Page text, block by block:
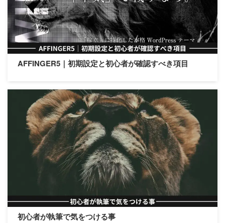
AFFINGER5｜初期設定と初心者が確認すべき項目
初心者が執筆で気をつける事